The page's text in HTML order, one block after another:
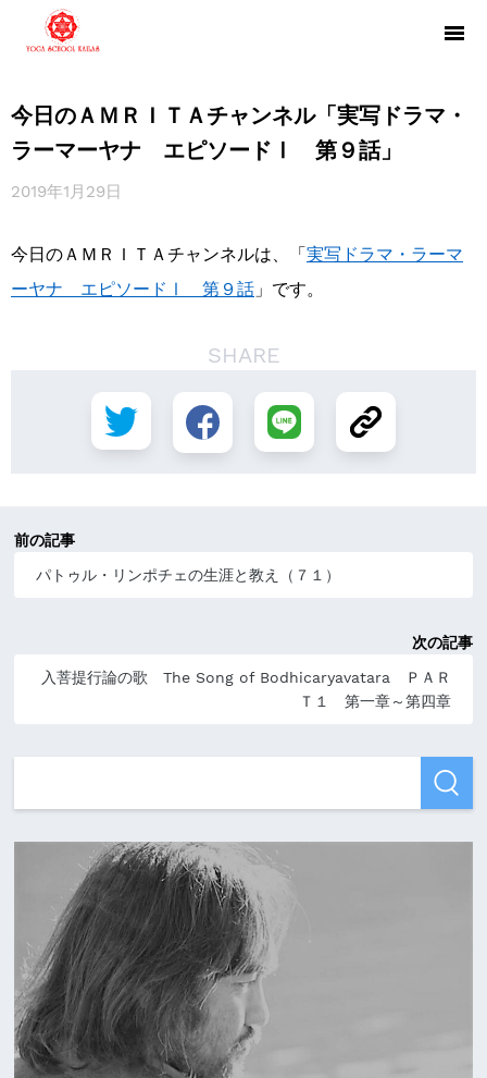
今日のＡＭＲＩＴＡチャンネル「実写ドラマ・
ラーマーヤナ エピソードⅠ 第９話」
2019年1月29日
今日のＡＭＲＩＴＡチャンネルは、「 実写ドラマ・ラーマ
ーヤナ エピソードⅠ 第９話 」です。
SHARE
前の記事
パトゥル・リンポチェの生涯と教え（７１）
次の記事
入菩提行論の歌 The Song of Bodhicaryavatara ＰＡＲ
Ｔ１ 第一章～第四章